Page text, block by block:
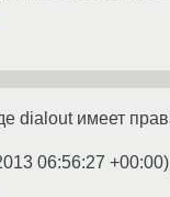
dialout имеет
06:56:27 +00:00)